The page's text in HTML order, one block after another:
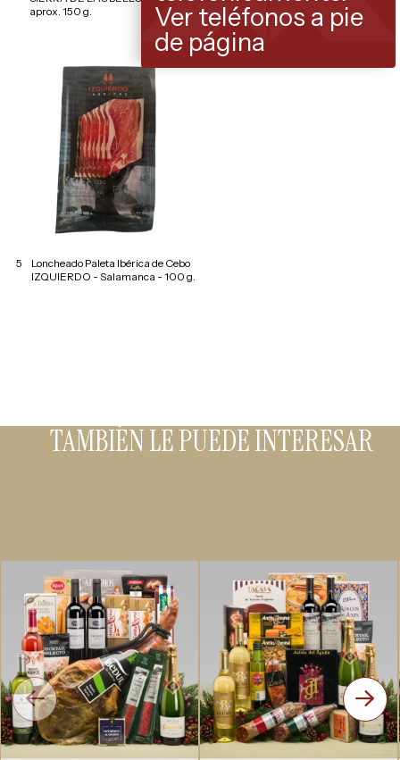
aprox. 150 g.
aprox. 150 g.
5
Loncheado Paleta Ibérica de Cebo
IZQUIERDO - Salamanca - 100 g.
TAMBIÉN LE PUEDE INTERESAR
Ver teléfonos a pie
de página